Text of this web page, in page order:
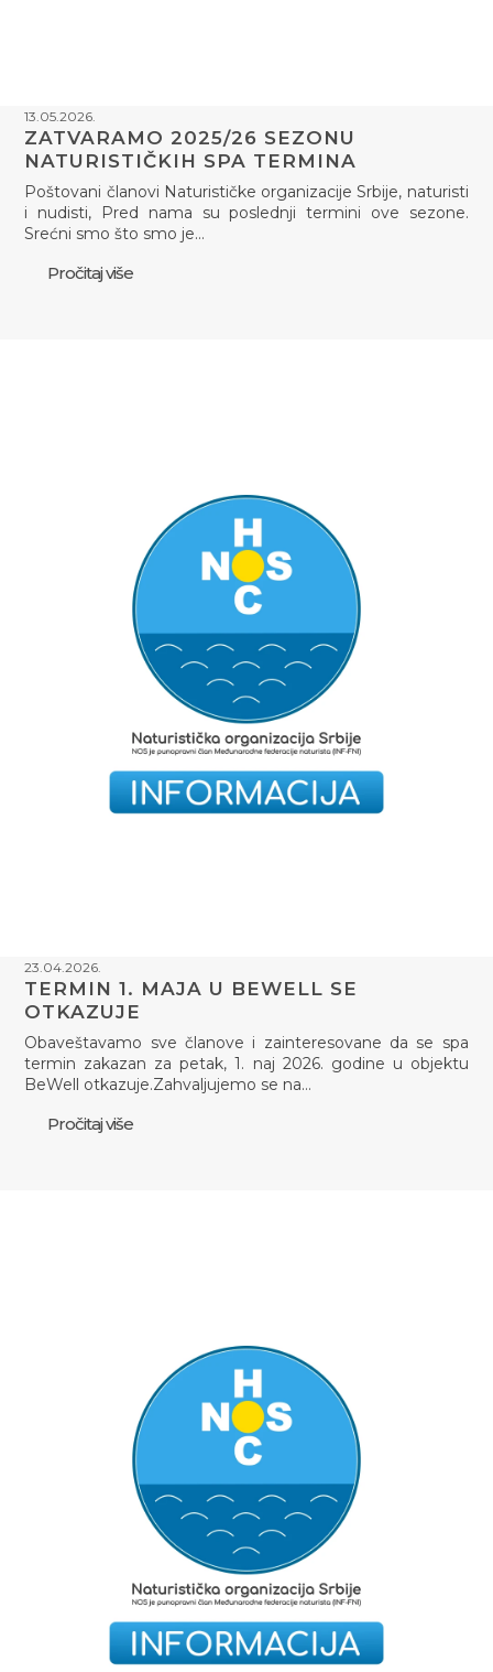
13.05.2026.
ZATVARAMO 2025/26 SEZONU
NATURISTIČKIH SPA TERMINA
Poštovani članovi Naturističke organizacije Srbije, naturisti
i nudisti, Pred nama su poslednji termini ove sezone.
Srećni smo što smo je…
Pročitaj više
23.04.2026.
TERMIN 1. MAJA U BEWELL SE
OTKAZUJE
Obaveštavamo sve članove i zainteresovane da se spa
termin zakazan za petak, 1. naj 2026. godine u objektu
BeWell otkazuje.Zahvaljujemo se na…
Pročitaj više